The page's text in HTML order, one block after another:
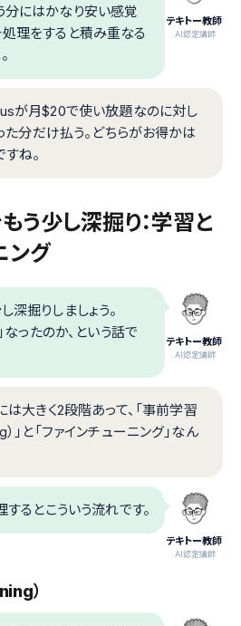
テキトー教師
.AI認定講師
分にはかなり安い感覚
理をすると積み重なる
が月$20で使い放題なのに対し
た分だけ払う。どちらがお得かは
ね。
う少し深掘り：学習と
ング
テキトー教師
.AI認定講師
掘りしましょう。
ったのか、という話で
大きく2段階あって、「事前学習
」と「ファインチューニング」なん
テキトー教師
.AI認定講師
するとこういう流れです。
）